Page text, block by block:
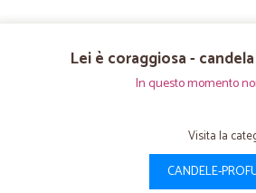
Lei è coraggiosa -
In questo momento
Visita la
CANDELE-